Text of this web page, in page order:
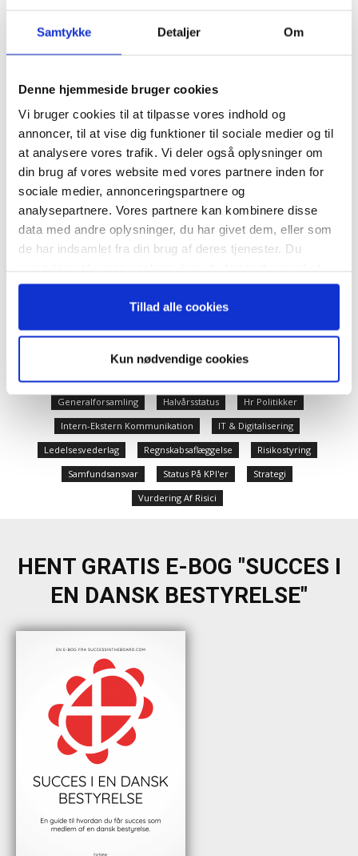
Samtykke Detaljer Om
Denne hjemmeside bruger cookies
Vi bruger cookies til at tilpasse vores indhold og
annoncer, til at vise dig funktioner til sociale medier og til
at analysere vores trafik. Vi deler også oplysninger om
din brug af vores website med vores partnere inden for
sociale medier, annonceringspartnere og
analysepartnere. Vores partnere kan kombinere disse
data med andre oplysninger, du har givet dem, eller som
de har indsamlet fra din brug af deres tjenester. Du
anvende vores hjemmeside.
Tillad alle cookies
Kun nødvendige cookies
april
Generalforsamling
Ekstern Kommunikation
Årsbudget/likviditet Årsforventning
Bestyr.evaluering
Bestyrelsens Information
Bestyrelsens Kompetencer
Bestyrelsesevaluering
Branchetendens
Ekstern Kommunikation
Evaluering Af Ceo
Evaluering Revision
Formandens Opgaver
Generalforsamling
Halvårsstatus
Hr Politikker
Intern-Ekstern Kommunikation
IT & Digitalisering
Ledelsesvederlag
Regnskabsaflæggelse
Risikostyring
Samfundsansvar
Status På KPI'er
Strategi
Vurdering Af Risici
HENT GRATIS E-BOG "SUCCES I
EN DANSK BESTYRELSE"